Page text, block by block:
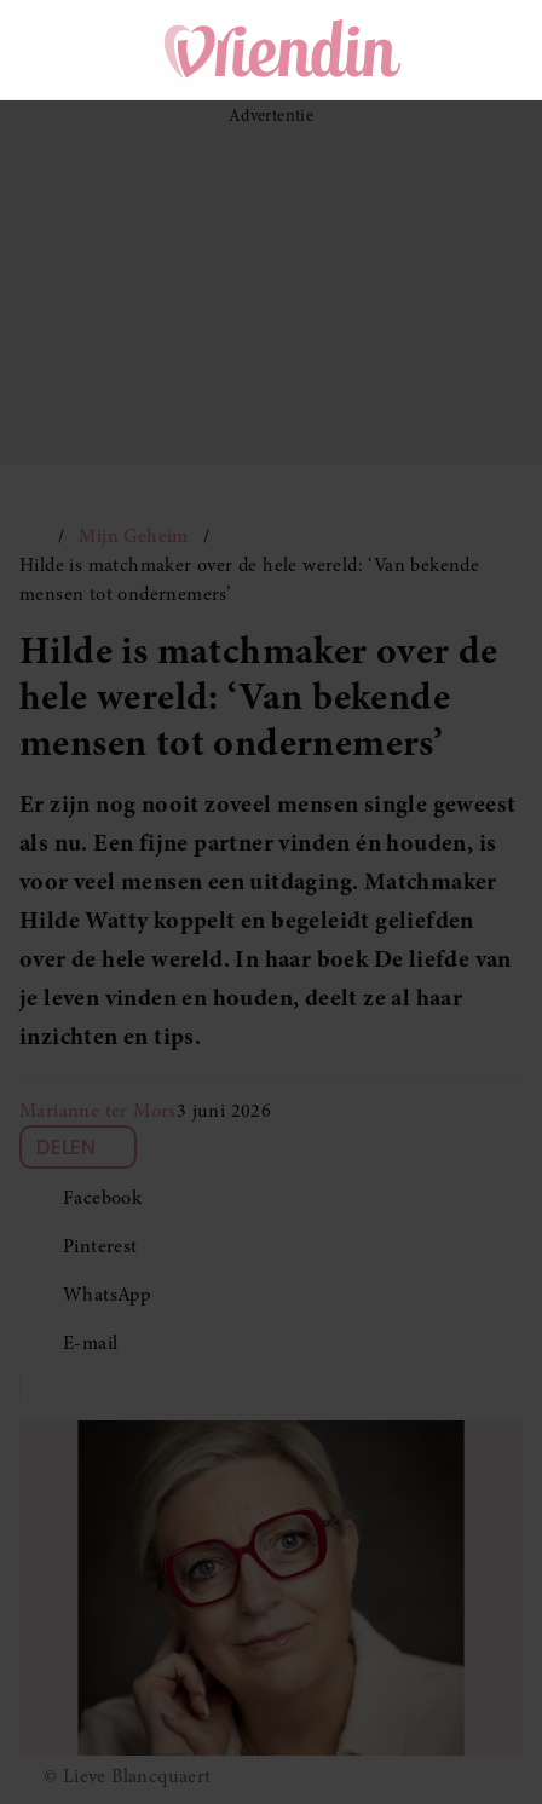
Mijn Geheim
Hilde is matchmaker over de hele wereld: ‘Van bekende
mensen tot ondernemers’
Hilde is matchmaker over de
hele wereld: ‘Van bekende
mensen tot ondernemers’
Er zijn nog nooit zoveel mensen single geweest
als nu. Een fijne partner vinden én houden, is
voor veel mensen een uitdaging. Matchmaker
Hilde Watty koppelt en begeleidt geliefden
over de hele wereld. In haar boek De liefde van
je leven vinden en houden, deelt ze al haar
inzichten en tips.
Marianne ter Mors3 juni 2026
DELEN
Facebook
Pinterest
WhatsApp
E-mail
© Lieve Blancquaert